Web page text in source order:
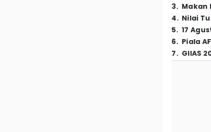
3. Makan
4. Nilai
5. 17
6. Piala
7. GIIAS